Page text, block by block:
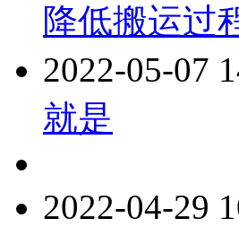
降低搬运过
2022-05-07
就是
2022-04-29